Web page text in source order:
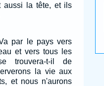
aussi la tête, et ils
par le pays vers
et vers tous les
trouvera-t-il de
la vie aux
et nous n'aurons